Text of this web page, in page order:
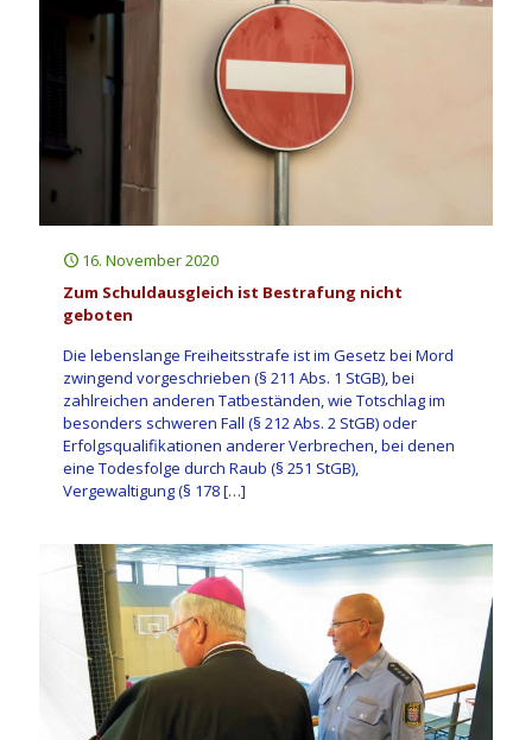
16. November 2020
Zum Schuldausgleich ist Bestrafung nicht
geboten
Die lebenslange Freiheitsstrafe ist im Gesetz bei Mord
zwingend vorgeschrieben (§ 211 Abs. 1 StGB), bei
zahlreichen anderen Tatbeständen, wie Totschlag im
besonders schweren Fall (§ 212 Abs. 2 StGB) oder
Erfolgsqualifikationen anderer Verbrechen, bei denen
eine Todesfolge durch Raub (§ 251 StGB),
Vergewaltigung (§ 178[…]